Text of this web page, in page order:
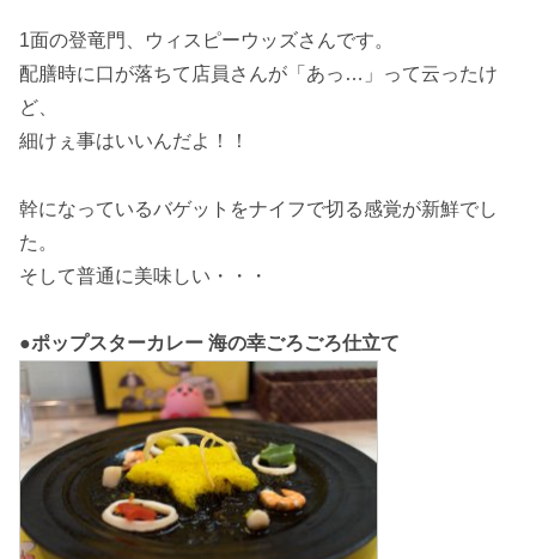
1面の登竜門、ウィスピーウッズさんです。
配膳時に口が落ちて店員さんが「あっ…」って云ったけ
ど、
細けぇ事はいいんだよ！！
幹になっているバゲットをナイフで切る感覚が新鮮でし
た。
そして普通に美味しい・・・
●ポップスターカレー 海の幸ごろごろ仕立て